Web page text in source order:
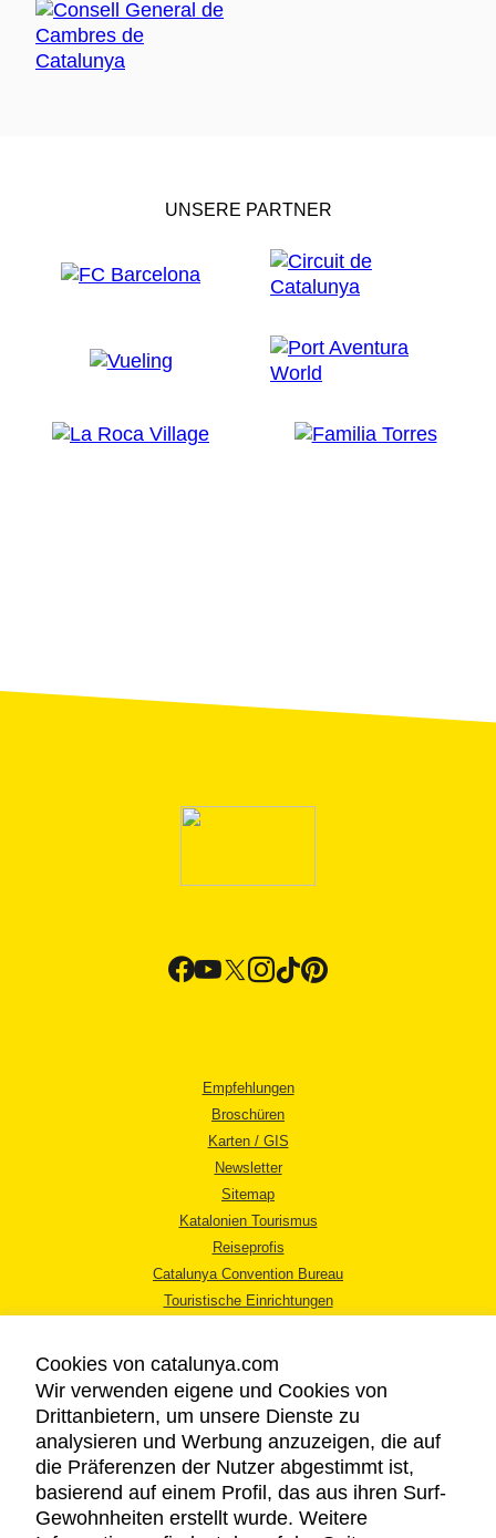
UNSERE PARTNER
Empfehlungen
Broschüren
Karten / GIS
Newsletter
Sitemap
Katalonien Tourismus
Reiseprofis
Catalunya Convention Bureau
Touristische Einrichtungen
RECHTLICHER HINWEIS
DATENSCHUTZICHTLINIE
Cookies von catalunya.com
Wir verwenden eigene und Cookies von
Drittanbietern, um unsere Dienste zu
analysieren und Werbung anzuzeigen, die auf
die Präferenzen der Nutzer abgestimmt ist,
basierend auf einem Profil, das aus ihren Surf-
Gewohnheiten erstellt wurde. Weitere